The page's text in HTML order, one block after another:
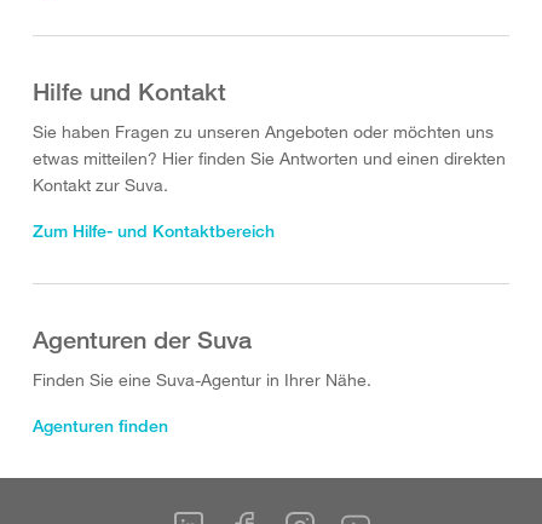
Hilfe und Kontakt
Sie haben Fragen zu unseren Angeboten oder möchten uns
etwas mitteilen? Hier finden Sie Antworten und einen direkten
Kontakt zur Suva.
Zum Hilfe- und Kontaktbereich
Agenturen der Suva
Finden Sie eine Suva-Agentur in Ihrer Nähe.
Agenturen finden